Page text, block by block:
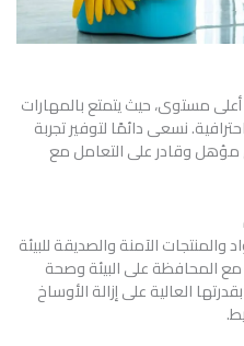
مستوى، حيث يتمتع بالمهارات
نسعى دائمًا لتوفير تجربة
مؤهل وقادر على التعامل مع
الآمنة والصديقة للبيئة
المحافظة على البيئة وصحة
العالية على إزالة الأوساخ